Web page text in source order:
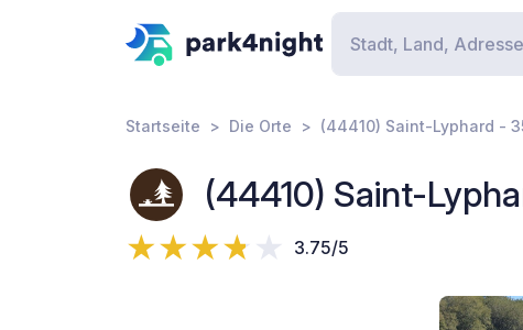
Startseite Die Orte (44410) Saint-Lyphard -
(44410) Saint-
3.75/5